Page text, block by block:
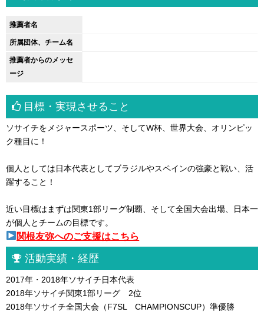
推薦者名
所属団体、チーム名
推薦者からのメッセ
ージ
目標・実現させること
ソサイチをメジャースポーツ、そしてW杯、世界大会、オリンピッ
ク種目に！
個人としては日本代表としてブラジルやスペインの強豪と戦い、活
躍すること！
近い目標はまずは関東1部リーグ制覇、そして全国大会出場、日本一
が個人とチームの目標です。
関根友弥へのご支援はこちら
活動実績・経歴
2017年・2018年ソサイチ日本代表
2018年ソサイチ関東1部リーグ 2位
2018年ソサイチ全国大会（F7SL CHAMPIONSCUP）準優勝